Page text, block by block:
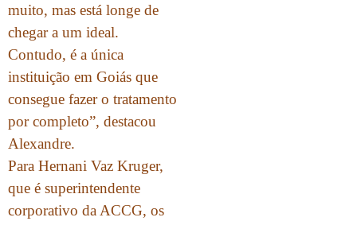
muito, mas está longe de
chegar a um ideal.
Contudo, é a única
instituição em Goiás que
consegue fazer o tratamento
por completo”, destacou
Alexandre.
Para Hernani Vaz Kruger,
que é superintendente
corporativo da ACCG, os